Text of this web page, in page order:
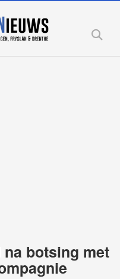
botsing met